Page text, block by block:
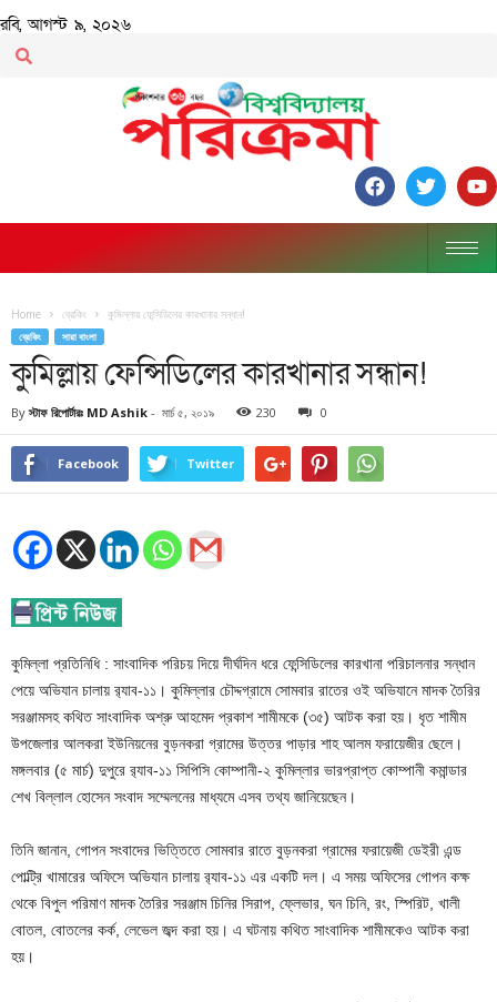
রবি, আগস্ট ৯, ২০২৬
Home ব্রেকিং কুমিল্লায় ফেন্সিডিলের কারখানার সন্ধান!
ব্রেকিং সারা বাংলা
কুমিল্লায় ফেন্সিডিলের কারখানার সন্ধান!
By স্টাফ রিপোর্টারঃ MD Ashik - মার্চ ৫, ২০১৯ 230 0
Facebook Twitter
কুমিল্লা প্রতিনিধি : সাংবাদিক পরিচয় দিয়ে দীর্ঘদিন ধরে ফেন্সিডিলের কারখানা পরিচালনার সন্ধান
পেয়ে অভিযান চালায় র‌্যাব-১১। কুমিল্লার চৌদ্দগ্রামে সোমবার রাতের ওই অভিযানে মাদক তৈরির
সরঞ্জামসহ কথিত সাংবাদিক অশ্রু আহমেদ প্রকাশ শামীমকে (৩৫) আটক করা হয়। ধৃত শামীম
উপজেলার আলকরা ইউনিয়নের বুড়নকরা গ্রামের উত্তর পাড়ার শাহ আলম ফরায়েজীর ছেলে।
মঙ্গলবার (৫ মার্চ) দুপুরে র‌্যাব-১১ সিপিসি কোম্পানী-২ কুমিল্লার ভারপ্রাপ্ত কোম্পানী কমান্ডার
শেখ বিল্লাল হোসেন সংবাদ সম্মেলনের মাধ্যমে এসব তথ্য জানিয়েছেন।
তিনি জানান, গোপন সংবাদের ভিত্তিতে সোমবার রাতে বুড়নকরা গ্রামের ফরায়েজী ডেইরী এন্ড
পোল্ট্রি খামারের অফিসে অভিযান চালায় র‌্যাব-১১ এর একটি দল। এ সময় অফিসের গোপন কক্ষ
থেকে বিপুল পরিমাণ মাদক তৈরির সরঞ্জাম চিনির সিরাপ, ফ্লেভার, ঘন চিনি, রং, স্পিরিট, খালী
বোতল, বোতলের কর্ক, লেভেল জব্দ করা হয়। এ ঘটনায় কথিত সাংবাদিক শামীমকেও আটক করা
হয়।